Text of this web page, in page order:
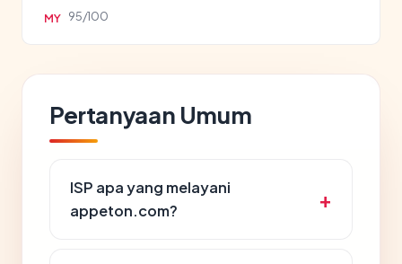
MY 95/100
Pertanyaan Umum
ISP apa yang melayani
appeton.com?